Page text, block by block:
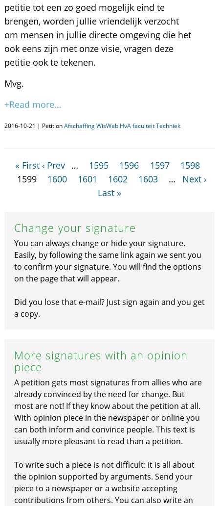
petitie tot een zo goed mogelijk eind te
brengen, worden jullie vriendelijk verzocht
om mensen in jullie directe omgeving die het
ook eens zijn met onze visie, vragen deze
petitie ook te tekenen.
Mvg.
+Read more...
2016-10-21 | PetitionAfschaffing WisWeb HvA faculteit Techniek
« First ‹ Prev … 1595 1596 1597
1598
1599
1600 1601 1602 1603 …
Next ›
Last »
Change your signature
You can always change or hide your signature.
Easily, by following the same link again we sent you
to confirm your signature. You will find the options
on the page that will appear.
Did you lose that e-mail? Just sign again and you get
a copy.
More signatures with an opinion
piece
A petition gets most signatures from allies who are
already convinced by the need for change. But
most are not! If they know about the petition at all.
With opinion piece in the newspaper or online you
can both inform and convince people. This text is
usually more pleasant to read than a petition.
To write such a piece is not difficult: it is all about
the opinion supported by arguments. Send your
piece to a newspaper or a website accepting
contributions from others. You can also write an